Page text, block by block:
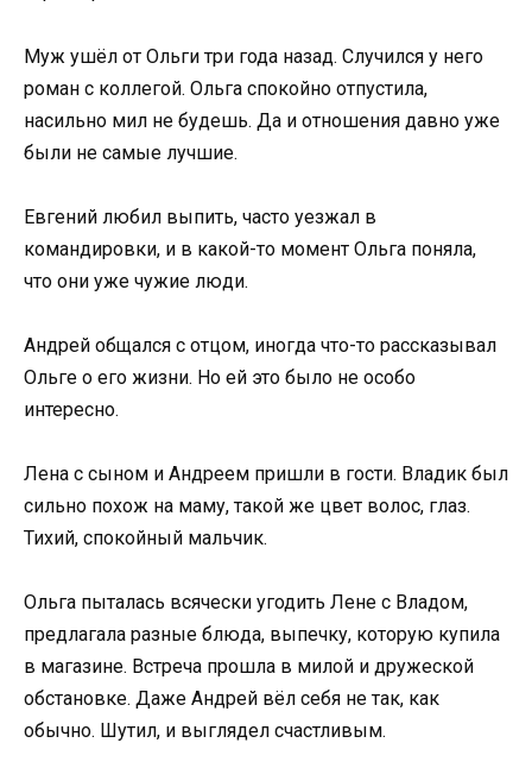
Муж ушёл от Ольги три года назад. Случился у него
роман с коллегой. Ольга спокойно отпустила,
насильно мил не будешь. Да и отношения давно уже
были не самые лучшие.
Евгений любил выпить, часто уезжал в
командировки, и в какой-то момент Ольга поняла,
что они уже чужие люди.
Андрей общался с отцом, иногда что-то рассказывал
Ольге о его жизни. Но ей это было не особо
интересно.
Лена с сыном и Андреем пришли в гости. Владик был
сильно похож на маму, такой же цвет волос, глаз.
Тихий, спокойный мальчик.
Ольга пыталась всячески угодить Лене с Владом,
предлагала разные блюда, выпечку, которую купила
в магазине. Встреча прошла в милой и дружеской
обстановке. Даже Андрей вёл себя не так, как
обычно. Шутил, и выглядел счастливым.